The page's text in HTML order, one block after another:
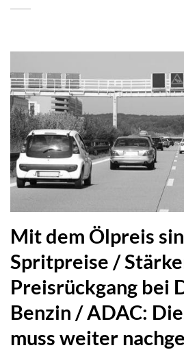
Mit dem Ölpreis
Spritpreise /
Preisrückgang bei
Benzin / ADAC:
muss weiter